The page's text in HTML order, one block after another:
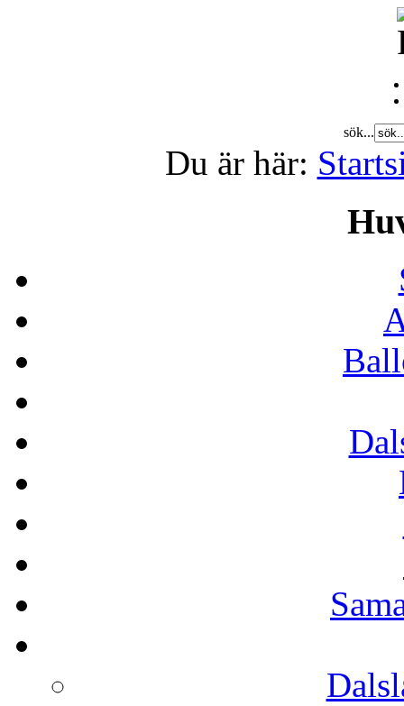
sök...
Du är här: